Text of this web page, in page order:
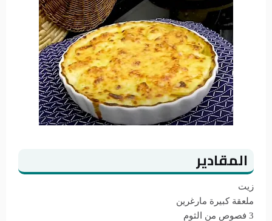
المقادير
زيت
ملعقة كبيرة مارغرين
3 فصوص من الثوم